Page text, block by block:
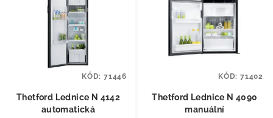
Thetford Lednice N 4142
automatická
KÓD: 71446
Thetford Lednice N 4090
manuální
KÓD: 71402